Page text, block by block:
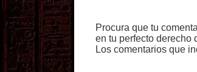
Procura que tu
en tu perfecto derecho
Los comentarios que